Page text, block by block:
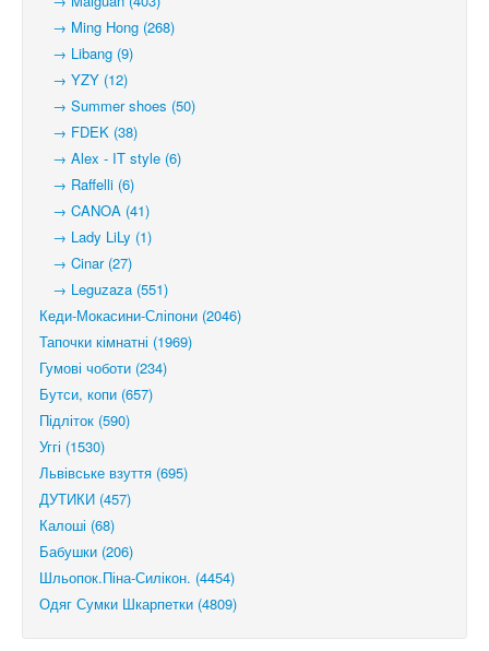
→ Ming Hong (268)
→ Libang (9)
→ YZY (12)
→ Summer shoes (50)
→ FDEK (38)
→ Alex - IT style (6)
→ Raffelli (6)
→ CANOA (41)
→ Lady LiLy (1)
→ Cinar (27)
→ Leguzaza (551)
Кеди-Мокасини-Сліпони (2046)
Тапочки кімнатні (1969)
Гумові чоботи (234)
Бутси, копи (657)
Підліток (590)
Уггі (1530)
Львівське взуття (695)
ДУТИКИ (457)
Калоші (68)
Бабушки (206)
Шльопок.Піна-Силікон. (4454)
Одяг Сумки Шкарпетки (4809)